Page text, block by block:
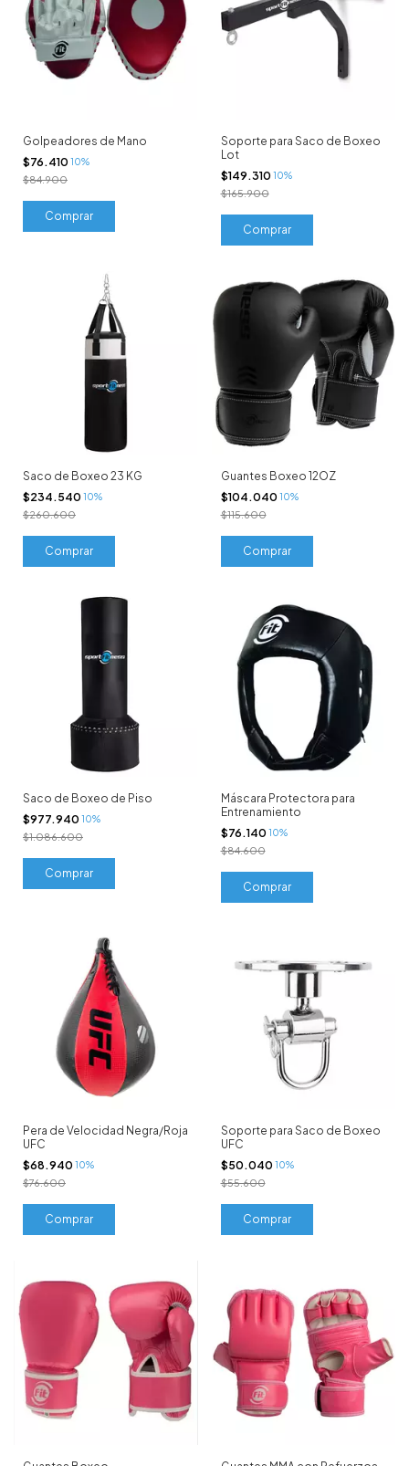
Golpeadores de Mano
$76.410 10%
$84.900
Soporte para Saco de Boxeo
Lot
$149.310 10%
$165.900
Saco de Boxeo 23 KG
$234.540 10%
$260.600
Guantes Boxeo 12OZ
$104.040 10%
$115.600
Saco de Boxeo de Piso
$977.940 10%
$1.086.600
Máscara Protectora para
Entrenamiento
$76.140 10%
$84.600
Comprar
Pera de Velocidad Negra/Roja
UFC
$68.940 10%
$76.600
Soporte para Saco de Boxeo
UFC
$50.040 10%
$55.600